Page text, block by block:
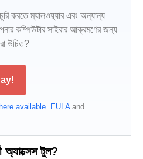
করতে ম্যালওয়্যার এবং অন্যান্য
কম্পিউটার সাইবার আক্রমণের জন্য
উচিত?
available. EULAand
টুল?